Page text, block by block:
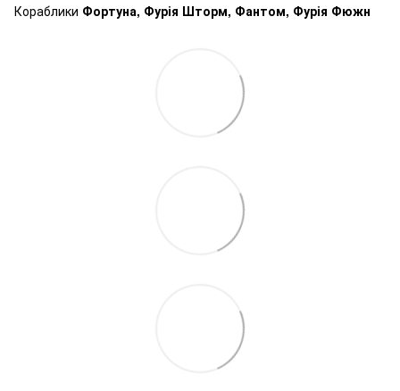
Кораблики Фортуна, Фурія Шторм, Фантом, Фурія Фюжн